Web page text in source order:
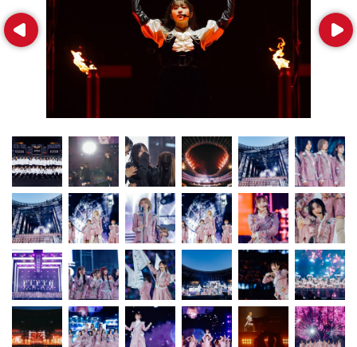
Prev Next